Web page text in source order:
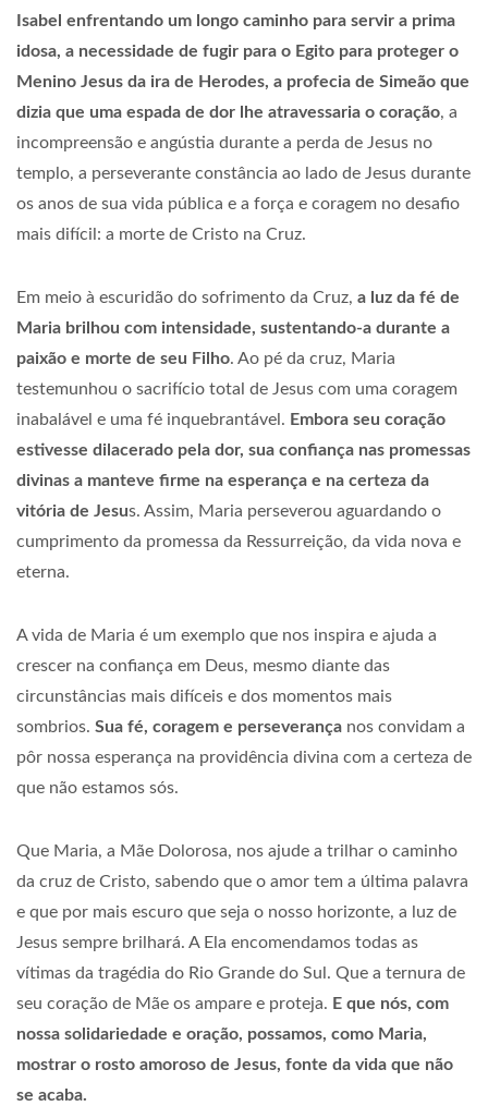
Isabel enfrentando um longo caminho para servir a prima
idosa, a necessidade de fugir para o Egito para proteger o
Menino Jesus da ira de Herodes, a profecia de Simeão que
dizia que uma espada de dor lhe atravessaria o coração, a
incompreensão e angústia durante a perda de Jesus no
templo, a perseverante constância ao lado de Jesus durante
os anos de sua vida pública e a força e coragem no desafio
mais difícil: a morte de Cristo na Cruz.
Em meio à escuridão do sofrimento da Cruz, a luz da fé de
Maria brilhou com intensidade, sustentando-a durante a
paixão e morte de seu Filho. Ao pé da cruz, Maria
testemunhou o sacrifício total de Jesus com uma coragem
inabalável e uma fé inquebrantável. Embora seu coração
estivesse dilacerado pela dor, sua confiança nas promessas
divinas a manteve firme na esperança e na certeza da
vitória de Jesus. Assim, Maria perseverou aguardando o
cumprimento da promessa da Ressurreição, da vida nova e
eterna.
A vida de Maria é um exemplo que nos inspira e ajuda a
crescer na confiança em Deus, mesmo diante das
circunstâncias mais difíceis e dos momentos mais
sombrios. Sua fé, coragem e perseverança nos convidam a
pôr nossa esperança na providência divina com a certeza de
que não estamos sós.
Que Maria, a Mãe Dolorosa, nos ajude a trilhar o caminho
da cruz de Cristo, sabendo que o amor tem a última palavra
e que por mais escuro que seja o nosso horizonte, a luz de
Jesus sempre brilhará. A Ela encomendamos todas as
vítimas da tragédia do Rio Grande do Sul. Que a ternura de
seu coração de Mãe os ampare e proteja. E que nós, com
nossa solidariedade e oração, possamos, como Maria,
mostrar o rosto amoroso de Jesus, fonte da vida que não
se acaba.